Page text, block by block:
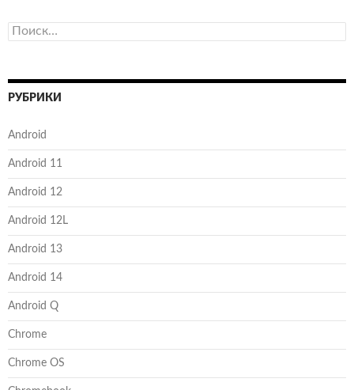
Найти:
РУБРИКИ
Android
Android 11
Android 12
Android 12L
Android 13
Android 14
Android Q
Chrome
Chrome OS